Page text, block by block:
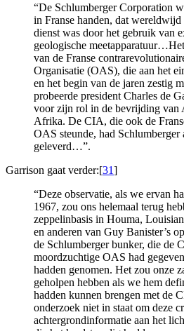
“De Schlumberger Corporation
in Franse handen, dat
dienst was door het gebruik van
geologische
van de Franse
Organisatie (OAS), die aan het
en het begin van de jaren zestig
probeerde president Charles de
voor zijn rol in de bevrijding van
Afrika. De CIA, die ook de
OAS steunde, had Schlumberger
geleverd…”.
Garrison gaat verder:[31]
“Deze observatie, als we ervan
1967, zou ons helemaal terug
zeppelinbasis in Houma,
en anderen van Guy Banister’s
de Schlumberger bunker, die de
moordzuchtige OAS had
hadden genomen. Het zou onze
geholpen hebben als we hem
hadden kunnen brengen met de
onderzoek niet in staat om deze
achtergrondinformatie aan het